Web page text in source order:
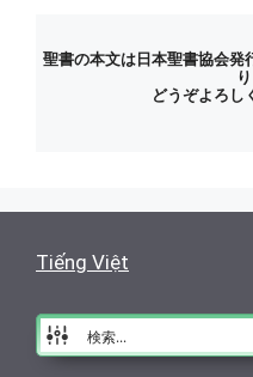
聖書の本文は日本聖書協会発
どうぞよろし
Tiếng Việt